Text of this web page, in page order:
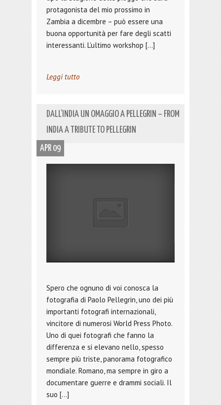
protagonista del mio prossimo in
Zambia a dicembre – può essere una
buona opportunità per fare degli scatti
interessanti. L’ultimo workshop […]
Leggi tutto
DALL’INDIA UN OMAGGIO A PELLEGRIN – FROM
INDIA A TRIBUTE TO PELLEGRIN
APR 09
Spero che ognuno di voi conosca la
fotografia di Paolo Pellegrin, uno dei più
importanti fotografi internazionali,
vincitore di numerosi World Press Photo.
Uno di quei fotografi che fanno la
differenza e si elevano nello, spesso
sempre più triste, panorama fotografico
mondiale. Romano, ma sempre in giro a
documentare guerre e drammi sociali. Il
suo […]